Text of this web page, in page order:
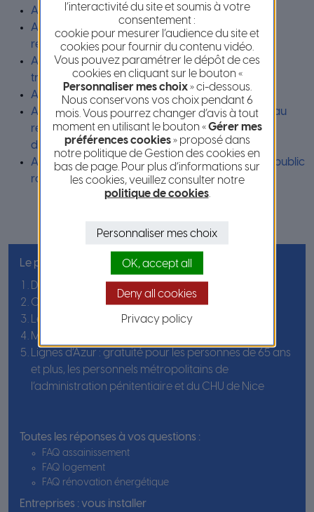
Annexe 10 : conditions d’exécution des tranchées
Annexe 10-1 : guide des travaux à proximité des
réseaux
Annexe 10-2 : référence pour le remblayage des
tranchées
Annexe 10-3 : Graves et GNT de recyclage
Annexe 10-4 : Arrêté du 18 novembre 2011 relatif au
recyclage en technique routière des mâchefers
d’incinération de déchets non dangereux
Annexe 11 : Police de la circulation sur le domaine public
routier métropolitain
Le plus consulté en ce moment :
Démarches et fonctionnement des déchetteries
Collecte des encombrants
Les déchetteries
Mes démarches
Lignes d’Azur : gratuité pour les personnes de 65 ans
et plus, les personnels métropolitains de
l’administration pénitentiaire et du CHU de Nice
Toutes les réponses à vos questions :
FAQ assainissement
FAQ logement
FAQ rénovation énergétique
Entreprises : vous installer
l’interactivité du site et soumis à votre
consentement :
cookie pour mesurer l’audience du site et
cookies pour fournir du contenu vidéo.
Vous pouvez paramétrer le dépôt de ces
cookies en cliquant sur le bouton «
Personnaliser mes choix» ci-dessous.
Nous conservons vos choix pendant 6
mois. Vous pourrez changer d’avis à tout
moment en utilisant le bouton «Gérer mes
préférences cookies» proposé dans
notre politique de Gestion des cookies en
bas de page. Pour plus d’informations sur
les cookies, veuillez consulter notre
politique de cookies.
Personnaliser mes choix
OK, accept all
Deny all cookies
Privacy policy